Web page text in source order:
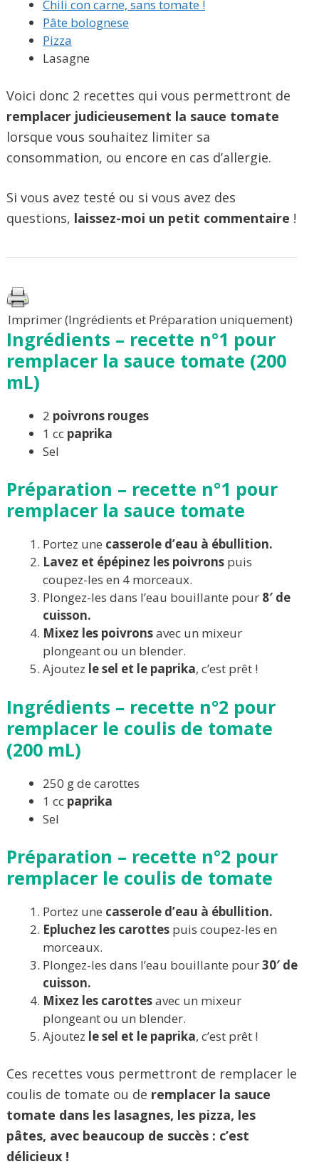
Chili con carne, sans tomate !
Pâte bolognese
Pizza
Lasagne
Voici donc 2 recettes qui vous permettront de
remplacer judicieusement la sauce tomate
lorsque vous souhaitez limiter sa
consommation, ou encore en cas d’allergie.
Si vous avez testé ou si vous avez des
questions, laissez-moi un petit commentaire !
Imprimer (Ingrédients et Préparation uniquement)
Ingrédients – recette n°1 pour
remplacer la sauce tomate (200
mL)
2 poivrons rouges
1 cc paprika
Sel
Préparation – recette n°1 pour
remplacer la sauce tomate
Portez une casserole d’eau à ébullition.
Lavez et épépinez les poivrons puis
coupez-les en 4 morceaux.
Plongez-les dans l’eau bouillante pour 8′ de
cuisson.
Mixez les poivronsavec un mixeur
plongeant ou un blender.
Ajoutez le sel et le paprika, c’est prêt !
Ingrédients – recette n°2 pour
remplacer le coulis de tomate
(200 mL)
250 g de carottes
1 cc paprika
Sel
Préparation – recette n°2 pour
remplacer le coulis de tomate
Portez une casserole d’eau à ébullition.
Epluchez les carottes puis coupez-les en
morceaux.
Plongez-les dans l’eau bouillante pour30′ de
cuisson.
Mixez les carottesavec un mixeur
plongeant ou un blender.
Ajoutez le sel et le paprika, c’est prêt !
Ces recettes vous permettront de remplacer le
coulis de tomate ou de remplacer la sauce
tomate dans les lasagnes, les pizza, les
pâtes, avec beaucoup de succès : c’est
délicieux !